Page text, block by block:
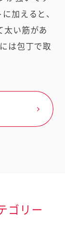
加えると、
太い筋があ
は包丁で取
ゴリー